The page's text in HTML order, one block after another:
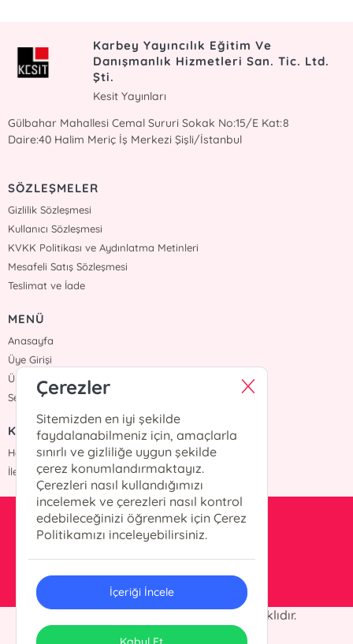
Karbey Yayıncılık Eğitim Ve
Danışmanlık Hizmetleri San. Tic. Ltd.
Şti.
Kesit Yayınları
Gülbahar Mahallesi Cemal Sururi Sokak No:15/E Kat:8
Daire:40 Halim Meriç İş Merkezi Şişli/İstanbul
SÖZLEŞMELER
Gizlilik Sözleşmesi
Kullanıcı Sözleşmesi
KVKK Politikası ve Aydınlatma Metinleri
Mesafeli Satış Sözleşmesi
Teslimat ve İade
MENÜ
Anasayfa
Üye Girişi
Üye Ol
Sepetim
KURUMSAL
Hakkımızda
İletişim
kesit@kesityayinlari.com
© 2025 Kesit Yayınları. Her hakkı saklıdır.
Tasarım & Uygulama
Çerezler
Sitemizden en iyi şekilde
faydalanabilmeniz için, amaçlarla
sınırlı ve gizliliğe uygun şekilde
çerez konumlandırmaktayız.
Çerezleri nasıl kullandığımızı
incelemek ve çerezleri nasıl kontrol
edebileceğinizi öğrenmek için Çerez
Politikamızı inceleyebilirsiniz.
İçeriği İncele